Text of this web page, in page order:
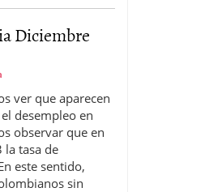
Diciembre
ver que aparecen
desempleo en
observar que en
la tasa de
este sentido,
sin